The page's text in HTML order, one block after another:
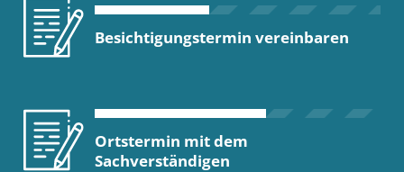
Besichtigungstermin vereinbaren
Ortstermin mit dem
Sachverständigen